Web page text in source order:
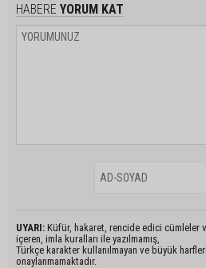
HABERE YORUM KAT
UYARI: Küfür, hakaret, rencide edici cümleler
içeren, imla kuralları ile yazılmamış,
Türkçe karakter kullanılmayan ve büyük
onaylanmamaktadır.